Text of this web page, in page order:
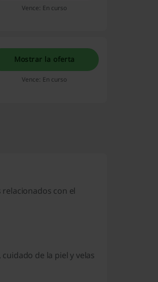
Vence: En curso
Mostrar la oferta
Vence: En curso
con el
de la piel y velas